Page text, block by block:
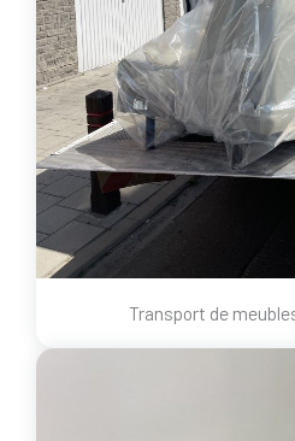
Transport de